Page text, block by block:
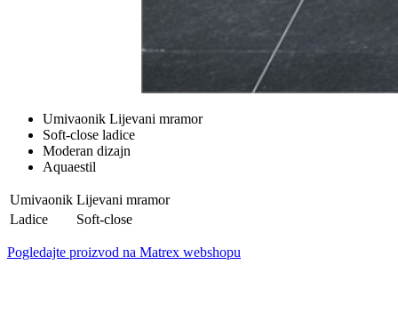
Umivaonik Lijevani mramor
Soft-close ladice
Moderan dizajn
Aquaestil
Umivaonik Lijevani mramor
Ladice
Soft-close
Pogledajte proizvod na Matrex webshopu